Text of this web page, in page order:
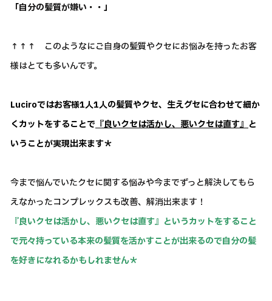
「自分の髪質が嫌い・・」
↑↑↑ このようなにご自身の髪質やクセにお悩みを持ったお客
様はとても多いんです。
Luciroではお客様1人1人の髪質やクセ、生えグセに合わせて細か
くカットをすることで 『良いクセは活かし、悪いクセは直す』 と
いうことが実現出来ます＊
今まで悩んでいたクセに関する悩みや今までずっと解決してもら
えなかったコンプレックスも改善、解消出来ます！
『良いクセは活かし、悪いクセは直す』というカットをすること
で元々持っている本来の髪質を活かすことが出来るので自分の髪
を好きになれるかもしれません＊